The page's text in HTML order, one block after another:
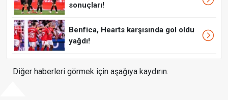
sonuçları!
Benfica, Hearts karşısında gol oldu
yağdı!
Diğer haberleri görmek için aşağıya kaydırın.